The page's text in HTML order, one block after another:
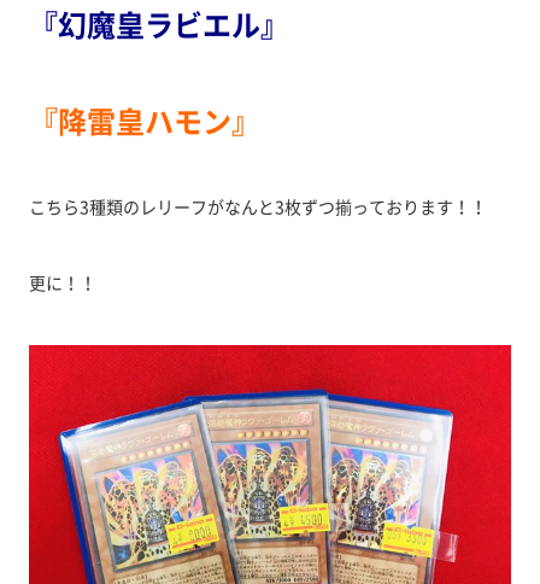
『幻魔皇ラビエル』
『降雷皇ハモン』
こちら3種類のレリーフがなんと3枚ずつ揃っております！！
更に！！